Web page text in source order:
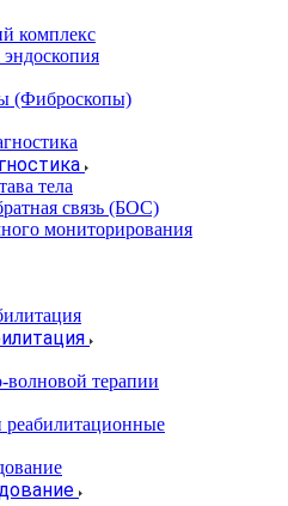
комплекс
(Фиброcкопы)
тела
связь (БОС)
мониторирования
терапии